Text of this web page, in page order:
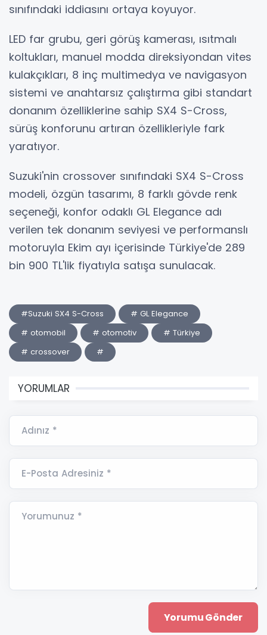
sınıfındaki iddiasını ortaya koyuyor.
LED far grubu, geri görüş kamerası, ısıtmalı
koltukları, manuel modda direksiyondan vites
kulakçıkları, 8 inç multimedya ve navigasyon
sistemi ve anahtarsız çalıştırma gibi standart
donanım özelliklerine sahip SX4 S-Cross,
sürüş konforunu artıran özellikleriyle fark
yaratıyor.
Suzuki'nin crossover sınıfındaki SX4 S-Cross
modeli, özgün tasarımı, 8 farklı gövde renk
seçeneği, konfor odaklı GL Elegance adı
verilen tek donanım seviyesi ve performanslı
motoruyla Ekim ayı içerisinde Türkiye'de 289
bin 900 TL'lik fiyatıyla satışa sunulacak.
#Suzuki SX4 S-Cross
# GL Elegance
# otomobil
# otomotiv
# Türkiye
# crossover
#
YORUMLAR
Adınız *
E-Posta Adresiniz *
Yorumunuz *